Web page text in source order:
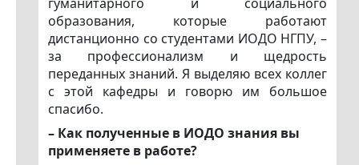
образования, которые работают
дистанционно со студентами ИОДО НГПУ, –
за профессионализм и щедрость
переданных знаний. Я выделяю всех коллег
с этой кафедры и говорю им большое
спасибо.
– Как полученные в ИОДО знания вы
применяете в работе?